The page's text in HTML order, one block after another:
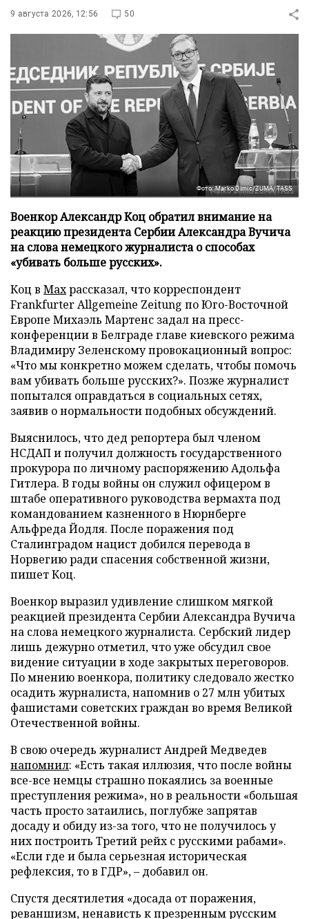
9 августа 2026, 12:56 50
Фото: Marko Dimic/ZUMA/TASS
Военкор Александр Коц обратил внимание на
реакцию президента Сербии Александра Вучича
на слова немецкого журналиста о способах
«убивать больше русских».
Коц в Махрассказал, что корреспондент
Frankfurter Allgemeine Zeitung по Юго-Восточной
Европе Михаэль Мартенс задал на пресс-
конференции в Белграде главе киевского режима
Владимиру Зеленскому провокационный вопрос:
«Что мы конкретно можем сделать, чтобы помочь
вам убивать больше русских?». Позже журналист
попытался оправдаться в социальных сетях,
заявив о нормальности подобных обсуждений.
Выяснилось, что дед репортера был членом
НСДАП и получил должность государственного
прокурора по личному распоряжению Адольфа
Гитлера. В годы войны он служил офицером в
штабе оперативного руководства вермахта под
командованием казненного в Нюрнберге
Альфреда Йодля. После поражения под
Сталинградом нацист добился перевода в
Норвегию ради спасения собственной жизни,
пишет Коц.
Военкор выразил удивление слишком мягкой
реакцией президента Сербии Александра Вучича
на слова немецкого журналиста. Сербский лидер
лишь дежурно отметил, что уже обсудил свое
видение ситуации в ходе закрытых переговоров.
По мнению военкора, политику следовало жестко
осадить журналиста, напомнив о 27 млн убитых
фашистами советских граждан во время Великой
Отечественной войны.
В свою очередь журналист Андрей Медведев
напомнил: «Есть такая иллюзия, что после войны
все-все немцы страшно покаялись за военные
преступления режима», но в реальности «большая
часть просто затаились, поглубже запрятав
досаду и обиду из-за того, что не получилось у
них построить Третий рейх с русскими рабами».
«Если где и была серьезная историческая
рефлексия, то в ГДР», – добавил он.
Спустя десятилетия «досада от поражения,
реваншизм, ненависть к презренным русским